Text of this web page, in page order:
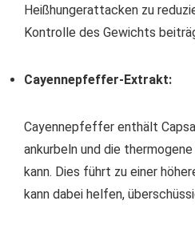
Heißhungerattacken zu
Kontrolle des Gewichts
Cayennepfeffer-Extrakt:
Cayennepfeffer enthält
ankurbeln und die
kann. Dies führt zu einer
kann dabei helfen,